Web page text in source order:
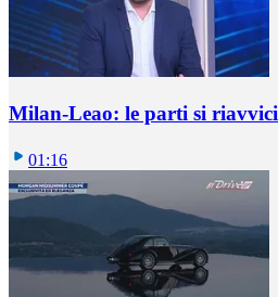
Milan-Leao: le parti si
01:16